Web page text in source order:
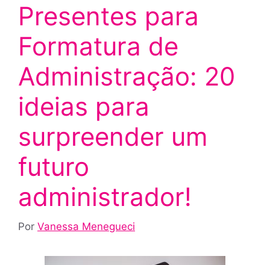
Presentes para
Formatura de
Administração: 20
ideias para
surpreender um
futuro
administrador!
Por Vanessa Menegueci